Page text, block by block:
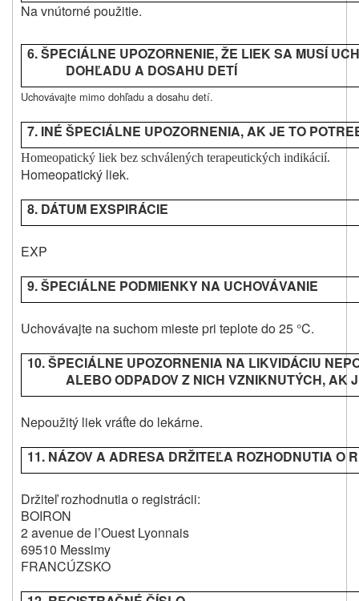
Na vnútorné použitie.
6. ŠPECIÁLNE UPOZORNENIE, ŽE LIEK SA MUSÍ
DOHĽADU A DOSAHU DETÍ
Uchovávajte mimo dohľadu a dosahu detí.
7. INÉ ŠPECIÁLNE UPOZORNENIA, AK JE TO
Homeopatický liek bez schválených terapeutických indikácií.
Homeopatický liek.
8. DÁTUM EXSPIRÁCIE
EXP
9. ŠPECIÁLNE PODMIENKY NA UCHOVÁVANIE
Uchovávajte na suchom mieste pri teplote do 25 °C.
10. ŠPECIÁLNE UPOZORNENIA NA LIKVIDÁCIU
ALEBO ODPADOV Z NICH VZNIKNUTÝCH, AK
Nepoužitý liek vráťte do lekárne.
11. NÁZOV A ADRESA DRŽITEĽA ROZHODNUTIA O
Držiteľ rozhodnutia o registrácii:
BOIRON
2 avenue de l’Ouest Lyonnais
69510 Messimy
FRANCÚZSKO